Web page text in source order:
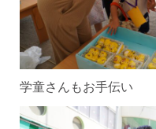
学童さんもお手伝い